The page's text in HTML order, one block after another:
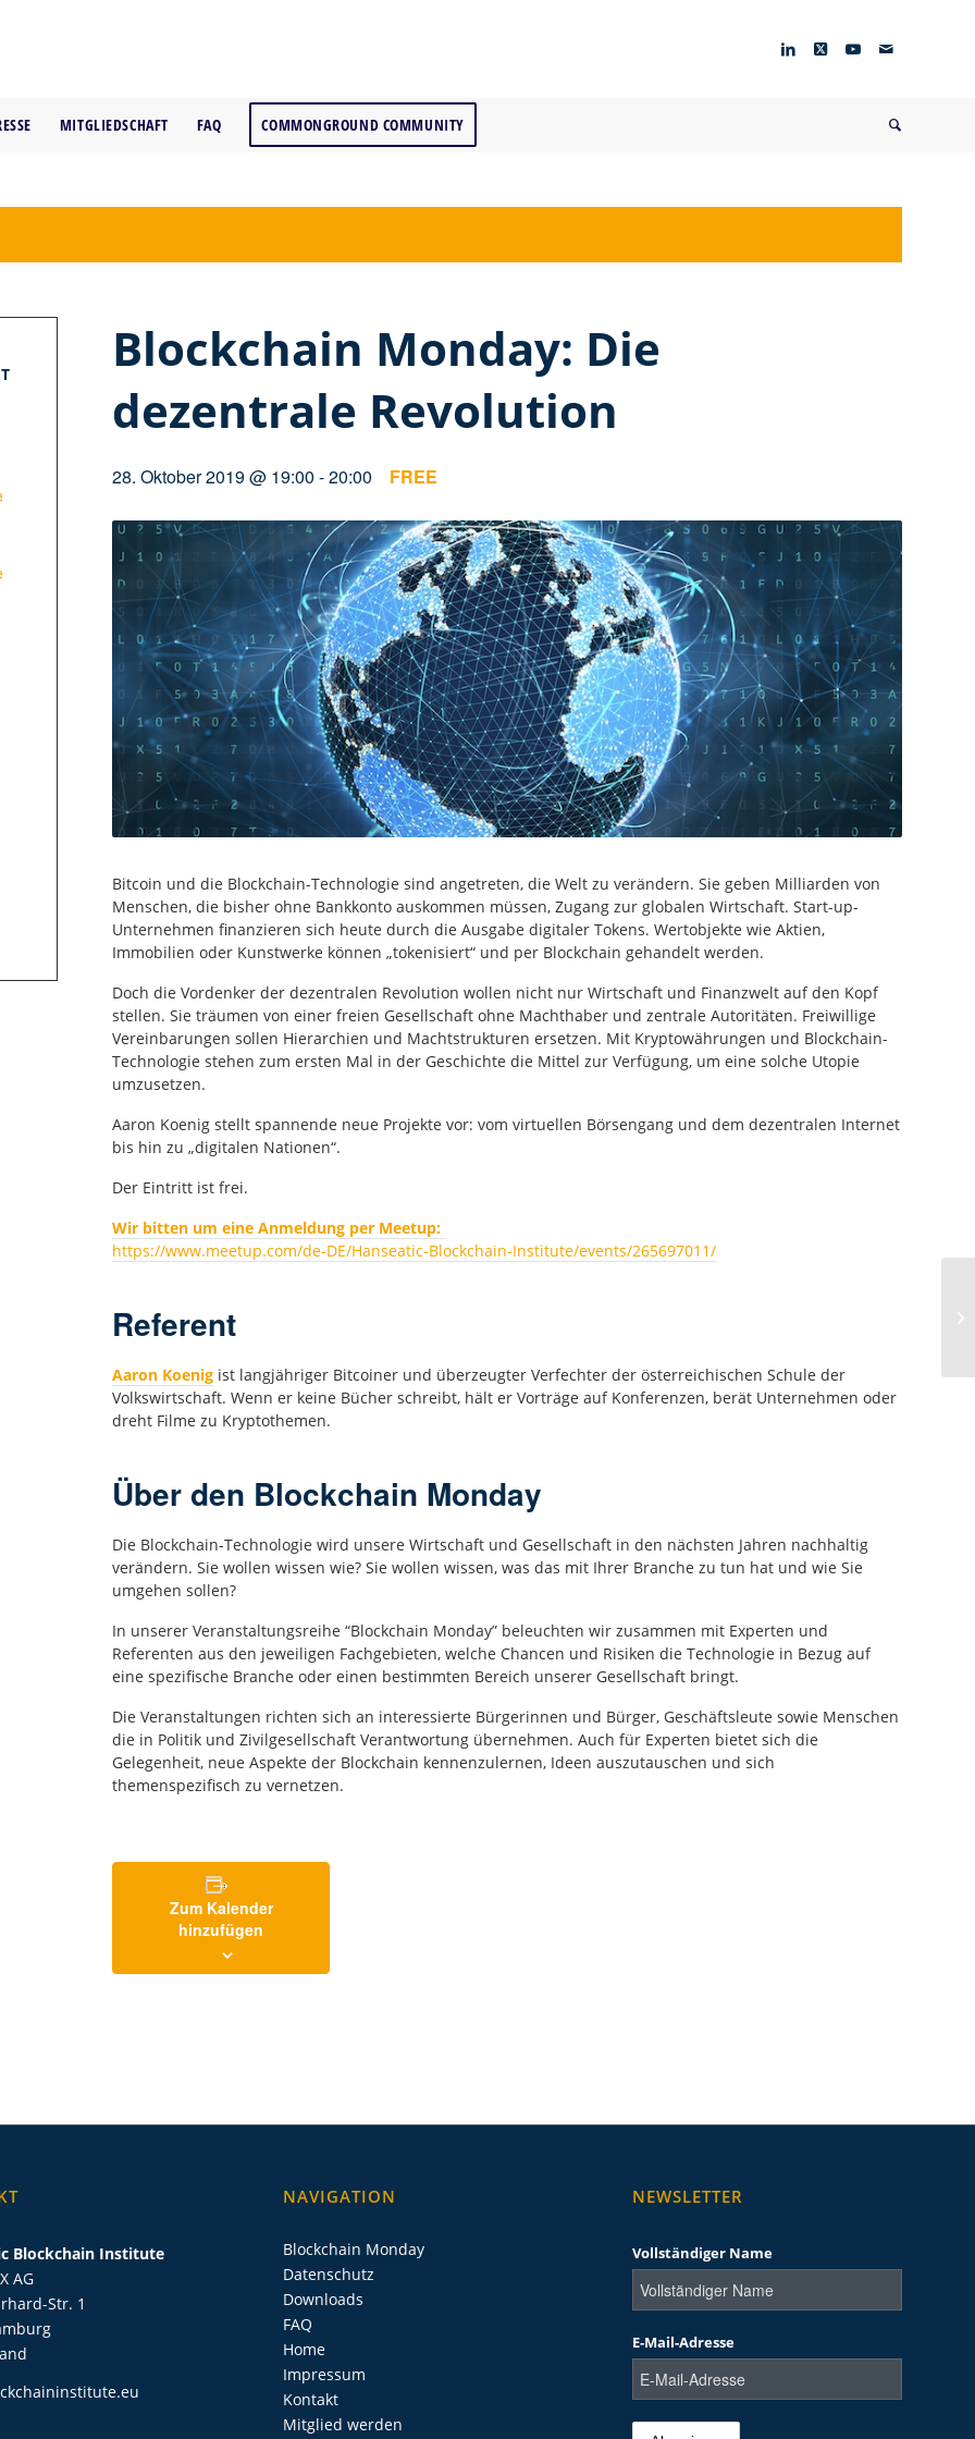
MITGLIEDSCHAFT FAQ COMMONGROUND COMMUNITY
Blockchain Monday: Die
dezentrale Revolution
28. Oktober 2019 @ 19:00 -20:00 FREE
Bitcoin und die Blockchain-Technologie sind angetreten, die Welt zu verändern. Sie geben Milliarden von
Menschen, die bisher ohne Bankkonto auskommen müssen, Zugang zur globalen Wirtschaft. Start-up-
Unternehmen finanzieren sich heute durch die Ausgabe digitaler Tokens. Wertobjekte wie Aktien,
Immobilien oder Kunstwerke können „tokenisiert“ und per Blockchain gehandelt werden.
Doch die Vordenker der dezentralen Revolution wollen nicht nur Wirtschaft und Finanzwelt auf den Kopf
stellen. Sie träumen von einer freien Gesellschaft ohne Machthaber und zentrale Autoritäten. Freiwillige
Vereinbarungen sollen Hierarchien und Machtstrukturen ersetzen. Mit Kryptowährungen und Blockchain-
Technologie stehen zum ersten Mal in der Geschichte die Mittel zur Verfügung, um eine solche Utopie
umzusetzen.
Aaron Koenig stellt spannende neue Projekte vor: vom virtuellen Börsengang und dem dezentralen Internet
bis hin zu „digitalen Nationen“.
Der Eintritt ist frei.
Wir bitten um eine Anmeldung per Meetup:
https://www.meetup.com/de-DE/Hanseatic-Blockchain-Institute/events/265697011/
Referent
Aaron Koenig ist langjähriger Bitcoiner und überzeugter Verfechter der österreichischen Schule der
Volkswirtschaft. Wenn er keine Bücher schreibt, hält er Vorträge auf Konferenzen, berät Unternehmen oder
dreht Filme zu Kryptothemen.
Über den Blockchain Monday
Die Blockchain-Technologie wird unsere Wirtschaft und Gesellschaft in den nächsten Jahren nachhaltig
verändern. Sie wollen wissen wie? Sie wollen wissen, was das mit Ihrer Branche zu tun hat und wie Sie
umgehen sollen?
In unserer Veranstaltungsreihe “Blockchain Monday” beleuchten wir zusammen mit Experten und
Referenten aus den jeweiligen Fachgebieten, welche Chancen und Risiken die Technologie in Bezug auf
eine spezifische Branche oder einen bestimmten Bereich unserer Gesellschaft bringt.
Die Veranstaltungen richten sich an interessierte Bürgerinnen und Bürger, Geschäftsleute sowie Menschen
die in Politik und Zivilgesellschaft Verantwortung übernehmen. Auch für Experten bietet sich die
Gelegenheit, neue Aspekte der Blockchain kennenzulernen, Ideen auszutauschen und sich
themenspezifisch zu vernetzen.
Zum Kalender
hinzufügen
Blockchain Institute
AG
Str. 1
NAVIGATION
Blockchain Monday
Datenschutz
Downloads
FAQ
Home
Impressum
Kontakt
Mitglied werden
NEWSLETTER
Vollständiger Name
E-Mail-Adresse